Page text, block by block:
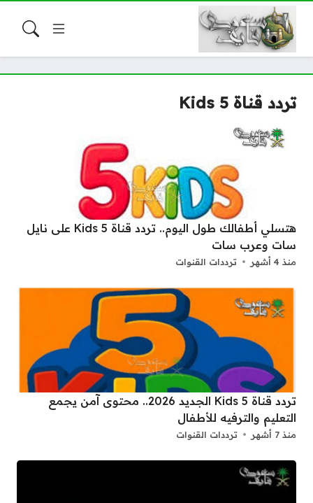
تردد قناة 5 Kids
هتسلي أطفالك طول اليوم.. تردد قناة 5 Kids على نايل
سات وعرب سات
منذ 4 أشهر ترددات القنوات
تردد قناة 5 Kids الجديد 2026.. محتوى آمن يجمع
التعليم والترفيه للأطفال
منذ 7 أشهر ترددات القنوات